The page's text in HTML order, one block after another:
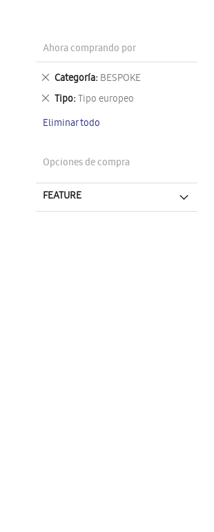
Ahora comprando por
Categoría BESPOKE
Eliminar
este
artículo
Tipo Tipo europeo
Eliminar
artículo
Eliminar todo
Opciones de compra
FEATURE